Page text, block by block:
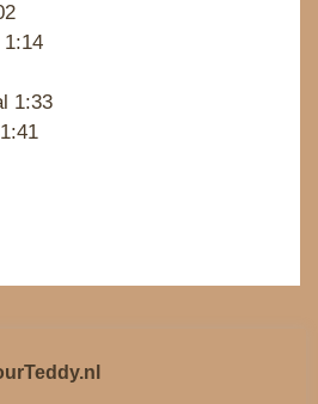
1:14
1:33
vanuit